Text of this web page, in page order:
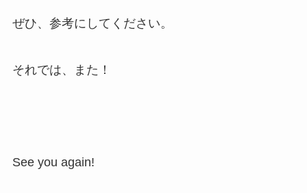
ぜひ、参考にしてください。
それでは、また！
See you again!